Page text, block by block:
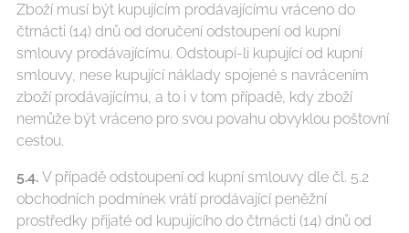
Zboží musí být kupujícím prodávajícímu vráceno do
čtrnácti (14) dnů od doručení odstoupení od kupní
smlouvy prodávajícímu. Odstoupí-li kupující od kupní
smlouvy, nese kupující náklady spojené s navrácením
zboží prodávajícímu, a to i v tom případě, kdy zboží
nemůže být vráceno pro svou povahu obvyklou poštovní
cestou.
5.4. V případě odstoupení od kupní smlouvy dle čl. 5.2
obchodních podmínek vrátí prodávající peněžní
prostředky přijaté od kupujícího do čtrnácti (14) dnů od